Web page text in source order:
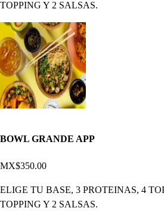
TOPPING Y 2 SALSAS.
BOWL GRANDE APP
MX$350.00
ELIGE TU BASE, 3 PROTEINAS, 4
TOPPING Y 2 SALSAS.